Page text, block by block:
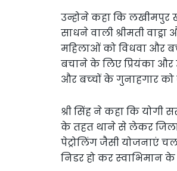
उन्होने कहा कि लखीमपुर
साधने वाली श्रीमती
महिलाओं को विधवा और
बचाने के लिए प्रियंका और
और बच्‍चों के गुनाहगार
श्री सिंह ने कहा कि
के तहत थाने से लेकर
पेट्रोलिंग जैसी योजनाएं
निडर हो कर स्‍वाभिमान के